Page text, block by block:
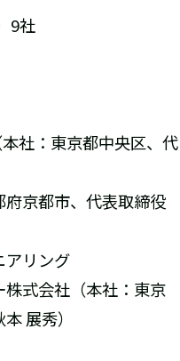
9社
社：東京都中央区、代
京都市、代表取締役
アリング
式会社（本社：東京
展秀）